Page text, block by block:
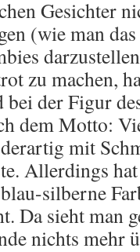
Gesichter
(wie man
zu machen,
bei der Figur
dem Motto:
mit
Allerdings
silberne
Da sieht man
nichts mehr